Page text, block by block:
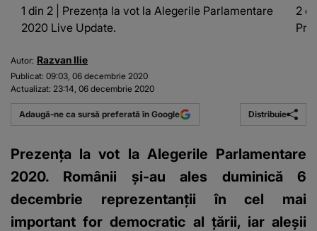
1 din 2 | Prezența la vot la Alegerile Parlamentare
2020 Live Update.
2
Autor: Razvan Ilie
Publicat: 09:03, 06 decembrie 2020
Actualizat: 23:14, 06 decembrie 2020
Adaugă-ne ca sursă preferată în Google Distribuie
Prezența la vot la Alegerile Parlamentare
2020. Românii și-au ales duminică 6
decembrie reprezentanții în cel mai
important for democratic al țării, iar aleșii